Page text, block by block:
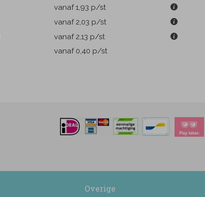
vanaf 1,93 p/st
vanaf 2,03 p/st
vanaf 2,13 p/st
vanaf 0,40 p/st
Overige